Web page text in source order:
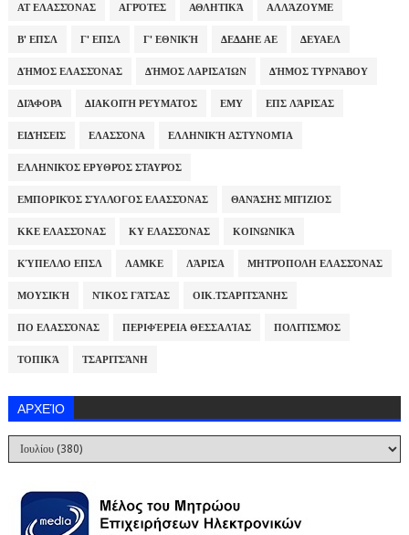
ΑΤ ΕΛΑΣΣΌΝΑΣ ΑΓΡΌΤΕΣ ΑΘΛΗΤΙΚΆ ΑΛΛΆΖΟΥΜΕ
Β' ΕΠΣΛ Γ' ΕΠΣΛ Γ' ΕΘΝΙΚΉ ΔΕΔΔΗΕ ΑΕ ΔΕΥΑΕΛ
ΔΉΜΟΣ ΕΛΑΣΣΌΝΑΣ ΔΉΜΟΣ ΛΑΡΙΣΑΊΩΝ ΔΉΜΟΣ ΤΥΡΝΆΒΟΥ
ΔΙΆΦΟΡΑ ΔΙΑΚΟΠΉ ΡΕΎΜΑΤΟΣ ΕΜΥ ΕΠΣ ΛΆΡΙΣΑΣ
ΕΙΔΉΣΕΙΣ ΕΛΑΣΣΌΝΑ ΕΛΛΗΝΙΚΉ ΑΣΤΥΝΟΜΊΑ
ΕΛΛΗΝΙΚΌΣ ΕΡΥΘΡΌΣ ΣΤΑΥΡΌΣ
ΕΜΠΟΡΙΚΌΣ ΣΎΛΛΟΓΟΣ ΕΛΑΣΣΌΝΑΣ ΘΑΝΆΣΗΣ ΜΠΊΖΙΟΣ
ΚΚΕ ΕΛΑΣΣΌΝΑΣ ΚΥ ΕΛΑΣΣΌΝΑΣ ΚΟΙΝΩΝΙΚΆ
ΚΎΠΕΛΛΟ ΕΠΣΛ ΛΑΜΚΕ ΛΆΡΙΣΑ ΜΗΤΡΌΠΟΛΗ ΕΛΑΣΣΌΝΑΣ
ΜΟΥΣΙΚΉ ΝΊΚΟΣ ΓΆΤΣΑΣ ΟΙΚ.ΤΣΑΡΙΤΣΆΝΗΣ
ΠΟ ΕΛΑΣΣΌΝΑΣ ΠΕΡΙΦΈΡΕΙΑ ΘΕΣΣΑΛΊΑΣ ΠΟΛΙΤΙΣΜΌΣ
ΤΟΠΙΚΆ ΤΣΑΡΙΤΣΆΝΗ
ΑΡΧΕΊΟ